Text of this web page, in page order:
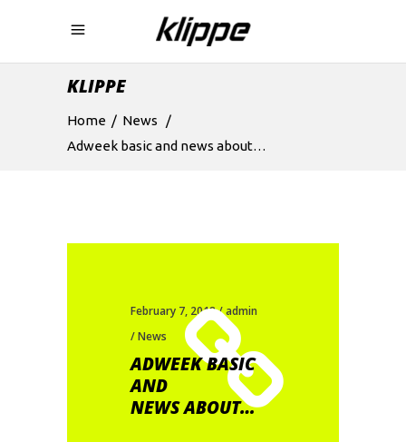
KLIPPE
Home / News
/
Adweek basic and news about…
February 7, 2018
admin
News
ADWEEK BASIC
AND
NEWS ABOUT…